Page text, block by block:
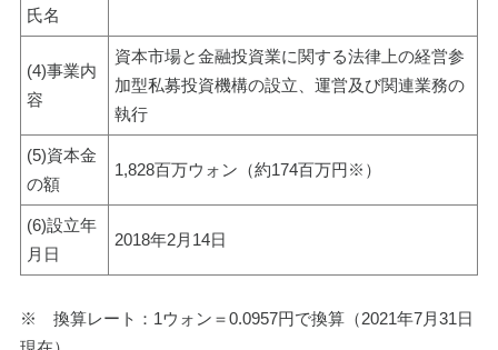
氏名
(4)事業内
容
資本市場と金融投資業に関する法律上の経営参
加型私募投資機構の設立、運営及び関連業務の
執行
(5)資本金
の額
1,828百万ウォン（約174百万円※）
(6)設立年
月日
2018年2月14日
※　換算レート：1ウォン＝0.0957円で換算（2021年7月31日